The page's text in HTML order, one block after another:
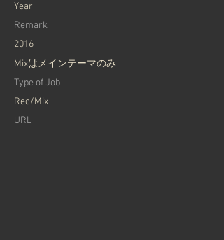
Year
Remark
2016
Mixはメインテーマのみ
Type of Job
Rec/Mix
URL